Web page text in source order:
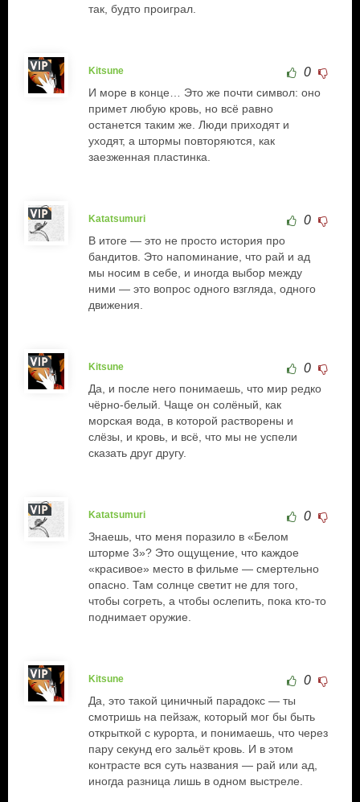
так, будто проиграл.
Kitsune 0
И море в конце… Это же почти символ: оно
примет любую кровь, но всё равно
останется таким же. Люди приходят и
уходят, а штормы повторяются, как
заезженная пластинка.
Katatsumuri 0
В итоге — это не просто история про
бандитов. Это напоминание, что рай и ад
мы носим в себе, и иногда выбор между
ними — это вопрос одного взгляда, одного
движения.
Kitsune 0
Да, и после него понимаешь, что мир редко
чёрно-белый. Чаще он солёный, как
морская вода, в которой растворены и
слёзы, и кровь, и всё, что мы не успели
сказать друг другу.
Katatsumuri 0
Знаешь, что меня поразило в «Белом
шторме 3»? Это ощущение, что каждое
«красивое» место в фильме — смертельно
опасно. Там солнце светит не для того,
чтобы согреть, а чтобы ослепить, пока кто-то
поднимает оружие.
Kitsune 0
Да, это такой циничный парадокс — ты
смотришь на пейзаж, который мог бы быть
открыткой с курорта, и понимаешь, что через
пару секунд его зальёт кровь. И в этом
контрасте вся суть названия — рай или ад,
иногда разница лишь в одном выстреле.